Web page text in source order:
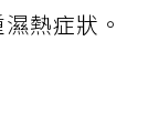
熱症狀。